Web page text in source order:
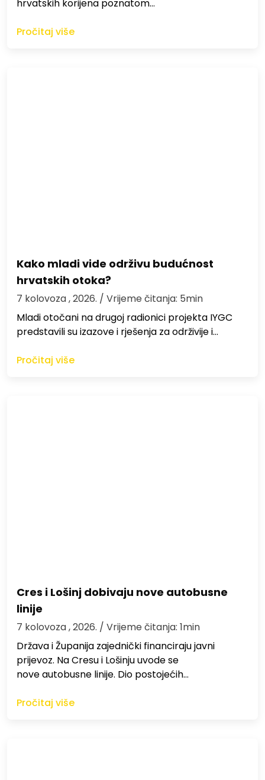
hrvatskih korijena poznatom…
Pročitaj više
Kako mladi vide održivu budućnost
hrvatskih otoka?
7 kolovoza , 2026. / Vrijeme čitanja: 5min
Mladi otočani na drugoj radionici projekta IYGC
predstavili su izazove i rješenja za održivije i…
Pročitaj više
Cres i Lošinj dobivaju nove autobusne
linije
7 kolovoza , 2026. / Vrijeme čitanja: 1min
Država i Županija zajednički financiraju javni
prijevoz. Na Cresu i Lošinju uvode se
nove autobusne linije. Dio postojećih…
Pročitaj više